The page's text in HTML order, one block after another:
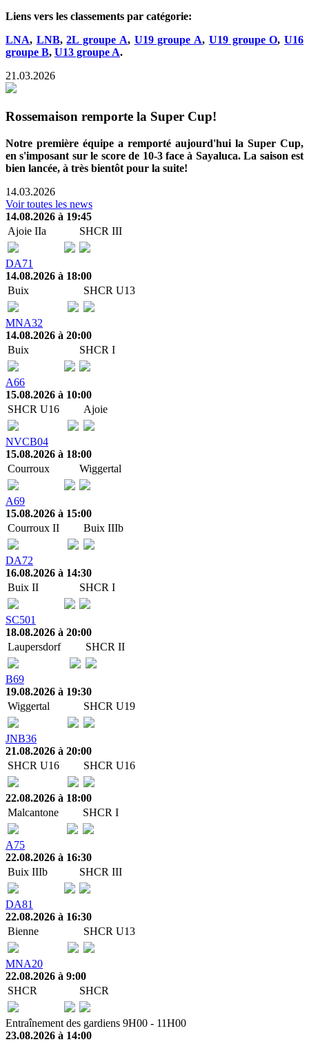
Liens vers les classements par catégorie:
LNA, LNB,2L groupe A, U19 groupe A, U19 groupe O,U16
groupe B, U13 groupe A.
21.03.2026
Rossemaison remporte la Super Cup!
Notre première équipe a remporté aujourd'hui la Super Cup,
en s'imposant sur le score de 10-3 face à Sayaluca. La saison est
bien lancée, à très bientôt pour la suite!
14.03.2026
Voir toutes les news
14.08.2026 à 19:45
Ajoie IIa
SHCR III
DA71
14.08.2026 à 18:00
Buix
SHCR U13
MNA32
14.08.2026 à 20:00
Buix
SHCR I
A66
15.08.2026 à 10:00
SHCR U16
Ajoie
NVCB04
15.08.2026 à 18:00
Courroux
Wiggertal
A69
15.08.2026 à 15:00
Courroux II
Buix IIIb
DA72
16.08.2026 à 14:30
Buix II
SHCR I
SC501
18.08.2026 à 20:00
Laupersdorf
SHCR II
B69
19.08.2026 à 19:30
Wiggertal
SHCR U19
JNB36
21.08.2026 à 20:00
SHCR U16
SHCR U16
22.08.2026 à 18:00
Malcantone
SHCR I
A75
22.08.2026 à 16:30
Buix IIIb
SHCR III
DA81
22.08.2026 à 16:30
Bienne
SHCR U13
MNA20
22.08.2026 à 9:00
SHCR
SHCR
Entraînement des gardiens 9H00 - 11H00
23.08.2026 à 14:00